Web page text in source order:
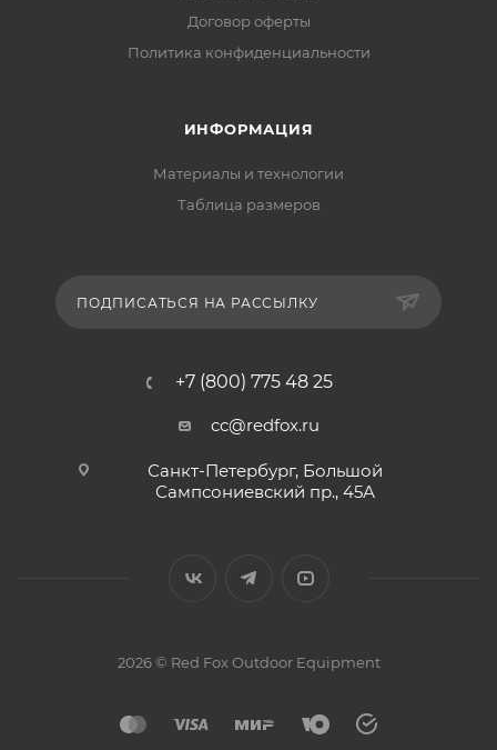
Договор оферты
Политика конфиденциальности
ИНФОРМАЦИЯ
Материалы и технологии
Таблица размеров
ПОДПИСАТЬСЯ НА РАССЫЛКУ
+7 (800) 775 48 25
cc@redfox.ru
Санкт-Петербург, Большой
Сампсониевский пр., 45А
2026 © Red Fox Outdoor Equipment